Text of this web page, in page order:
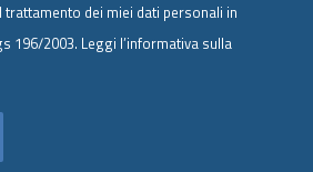
trattamento dei miei dati personali in
196/2003. Leggi l’informativa sulla